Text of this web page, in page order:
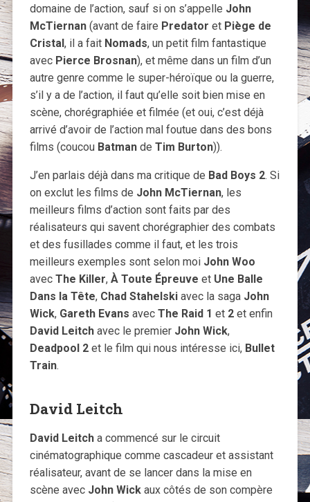
domaine de l’action, sauf si on s’appelle John
McTiernan(avant de faire Predator et Piège de
Cristal, il a fait Nomads, un petit film fantastique
avec Pierce Brosnan), et même dans un film d’un
autre genre comme le super-héroïque ou la guerre,
s’il y a de l’action, il faut qu’elle soit bien mise en
scène, chorégraphiée et filmée (et oui, c’est déjà
arrivé d’avoir de l’action mal foutue dans des bons
films (coucou Batmande Tim Burton)).
J’en parlais déjà dans ma critique de Bad Boys 2. Si
on exclut les films de John McTiernan, les
meilleurs films d’action sont faits par des
réalisateurs qui savent chorégraphier des combats
et des fusillades comme il faut, et les trois
meilleurs exemples sont selon moi John Woo
avec The Killer, À Toute Épreuve et Une Balle
Dans la Tête, Chad Stahelskiavec la saga John
Wick, Gareth Evans avec The Raid 1 et 2et enfin
David Leitchavec le premier John Wick,
Deadpool 2 et le film qui nous intéresse ici, Bullet
Train.
David Leitch
David Leitcha commencé sur le circuit
cinématographique comme cascadeur et assistant
réalisateur, avant de se lancer dans la mise en
scène avec John Wickaux côtés de son compère